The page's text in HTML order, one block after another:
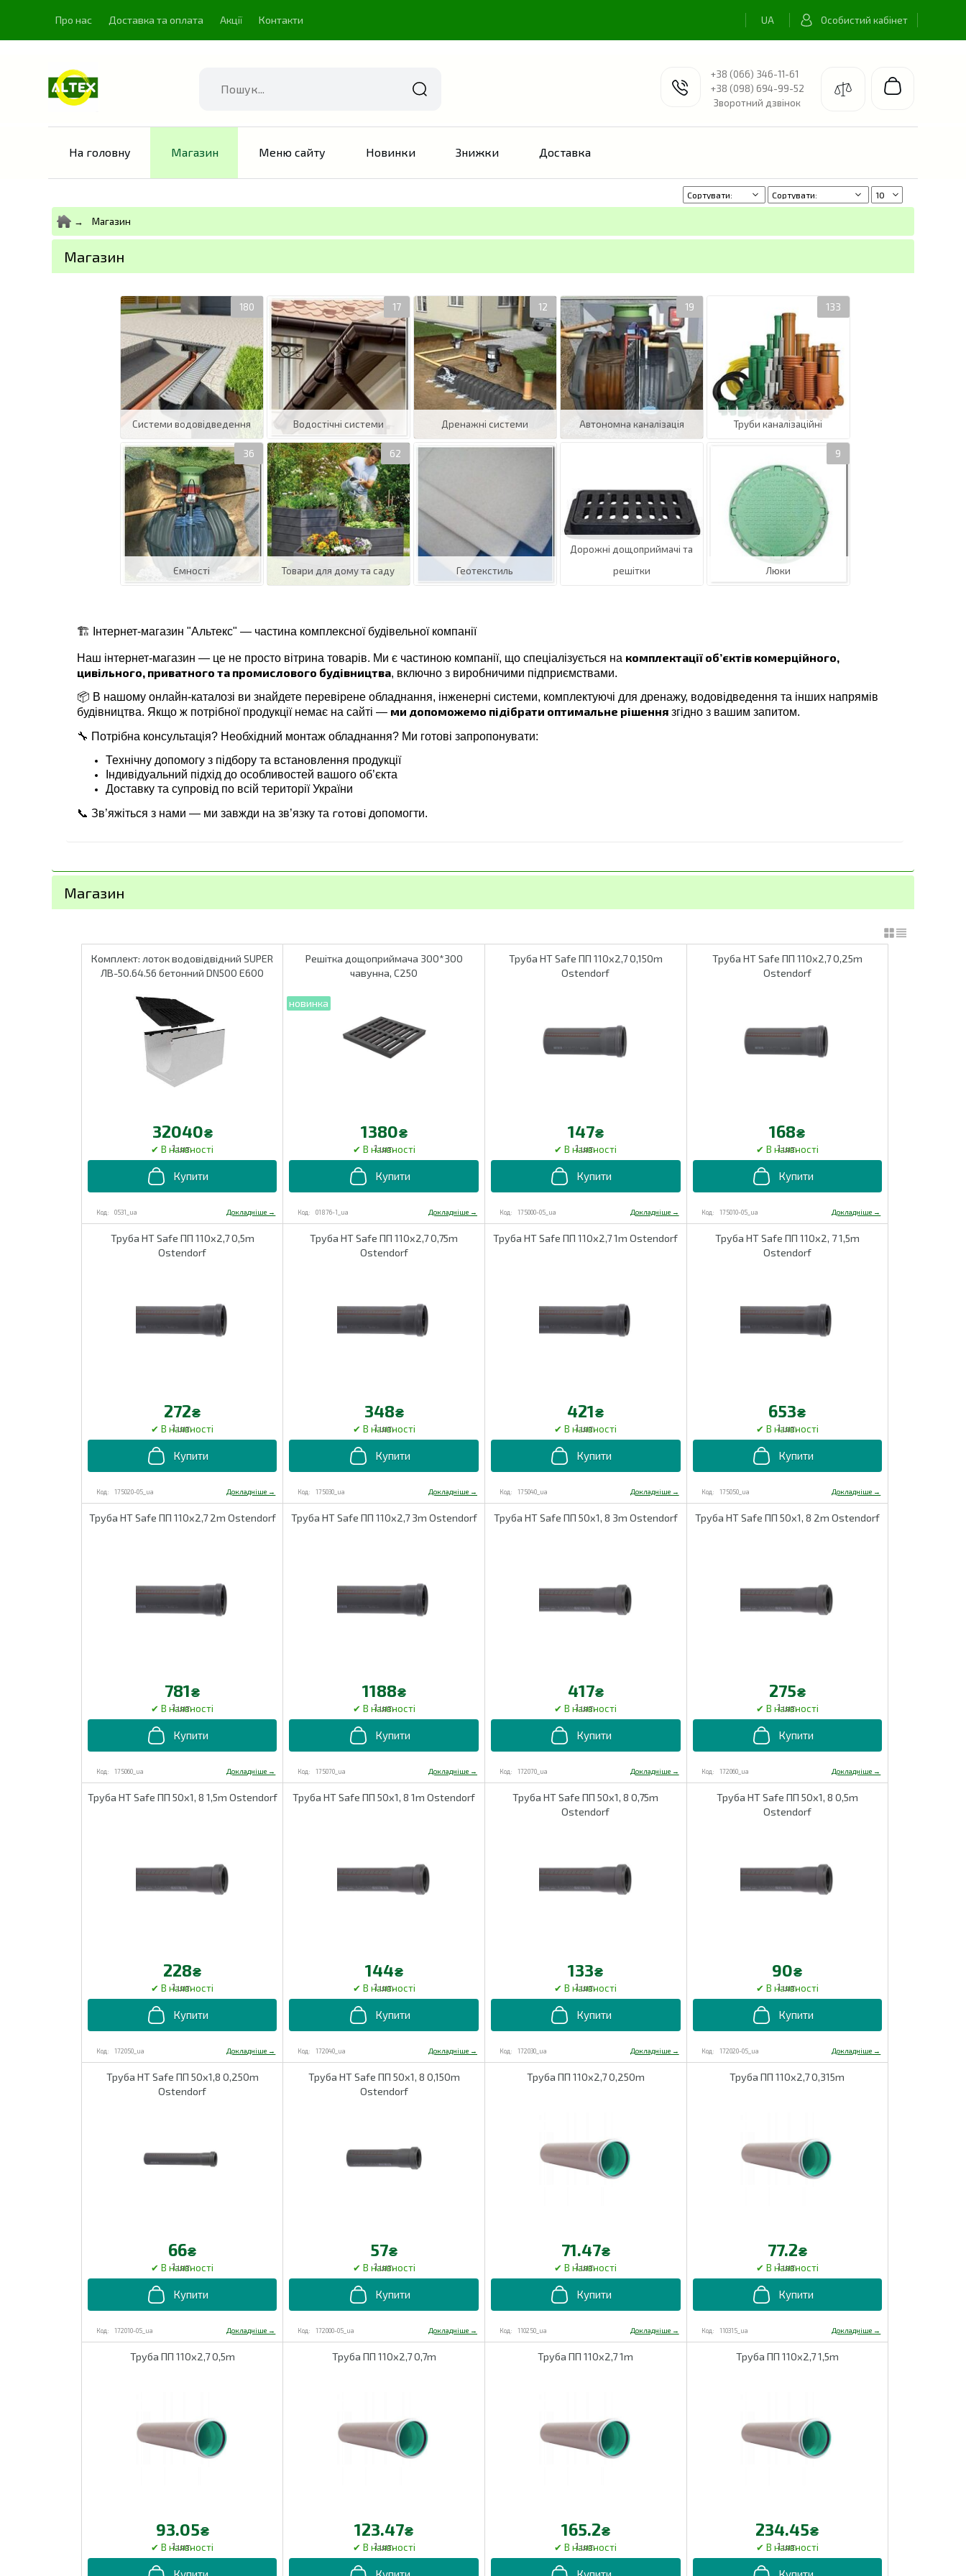
Про нас Доставка та оплата Акції Контакти Особистий кабінет
Знайти
+38 (066) 346-11-61
+38 (098) 694-99-52
Зворотний дзвінок
На головну Магазин Меню сайту Новинки Знижки Доставка
Магазин
Магазин
Системи водовідведення Водостічні системи Дренажні системи Автономна каналізація Труби каналізаційні
Ємності Товари для дому та саду Геотекстиль
Дорожні дощоприймачі та
решітки
Люки
🏗️ Інтернет-магазин "Альтекс" — частина комплексної будівельної компанії
Наш інтернет-магазин — це не просто вітрина товарів. Ми є частиною компанії, що спеціалізується на комплектації об’єктів комерційного,
цивільного, приватного та промислового будівництва, включно з виробничими підприємствами.
📦 В нашому онлайн-каталозі ви знайдете перевірене обладнання, інженерні системи, комплектуючі для дренажу, водовідведення та інших напрямів
будівництва. Якщо ж потрібної продукції немає на сайті — ми допоможемо підібрати оптимальне рішення згідно з вашим запитом.
🔧 Потрібна консультація? Необхідний монтаж обладнання? Ми готові запропонувати:
Технічну допомогу з підбору та встановлення продукції
Індивідуальний підхід до особливостей вашого об’єкта
Доставку та супровід по всій території України
📞 Зв’яжіться з нами — ми завжди на зв’язку та готові допомогти.
Магазин
Комплект: лоток водовідвідний SUPER
ЛВ-50.64.56 бетонний DN500 Е600
0531_ua
32040₴
1 шт.
Решітка дощоприймача 300*300
чавунна, С250
01876-1_ua
1380₴
1 шт.
Труба HT Safe ПП 110х2,7 0,150m
Ostendorf
175000-05_ua
147₴
1 шт.
Труба HT Safe ПП 110х2,7 0,25m
Ostendorf
175010-05_ua
168₴
1 шт.
Труба HT Safe ПП 110х2,7 0,5m
Ostendorf
175020-05_ua
272₴
1 шт.
Труба HT Safe ПП 110х2,7 0,75m
Ostendorf
175030_ua
348₴
1 шт.
Труба HT Safe ПП 110х2,7 1m Ostendorf
175040_ua
421₴
1 шт.
Труба HT Safe ПП 110х2, 7 1,5m
Ostendorf
175050_ua
653₴
1 шт.
Труба HT Safe ПП 110х2,7 2m Ostendorf
175060_ua
781₴
1 шт.
Труба HT Safe ПП 110х2,7 3m Ostendorf
175070_ua
1188₴
1 шт.
Труба HT Safe ПП 50х1, 8 3m Ostendorf
172070_ua
417₴
1 шт.
Труба HT Safe ПП 50х1, 8 2m Ostendorf
172060_ua
275₴
1 шт.
Труба HT Safe ПП 50х1, 8 1,5m Ostendorf
172050_ua
228₴
1 шт.
Труба HT Safe ПП 50х1, 8 1m Ostendorf
172040_ua
144₴
1 шт.
Труба HT Safe ПП 50х1, 8 0,75m
Ostendorf
172030_ua
133₴
1 шт.
Труба HT Safe ПП 50х1, 8 0,5m
Ostendorf
172020-05_ua
90₴
1 шт.
Труба HT Safe ПП 50х1,8 0,250m
Ostendorf
172010-05_ua
66₴
1 шт.
Труба HT Safe ПП 50х1, 8 0,150m
Ostendorf
172000-05_ua
57₴
1 шт.
Труба ПП 110х2,7 0,250m
110250_ua
71.47₴
1 шт.
Труба ПП 110х2,7 0,315m
110315_ua
77.2₴
1 шт.
Труба ПП 110х2,7 0,5m
93.05₴
1 шт.
Труба ПП 110х2,7 0,7m
123.47₴
1 шт.
Труба ПП 110х2,7 1m
165.2₴
1 шт.
Труба ПП 110х2,7 1,5m
234.45₴
1 шт.